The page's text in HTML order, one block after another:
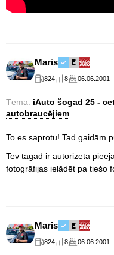
Maris
824 8 06.06.2001
Tēma: iAuto šogad 25 -
autobraucējiem
To es saprotu! Tad gaidām
Tev tagad ir autorizēta
fotogrāfijas ielādēt pa tiešo
Maris
824 8 06.06.2001